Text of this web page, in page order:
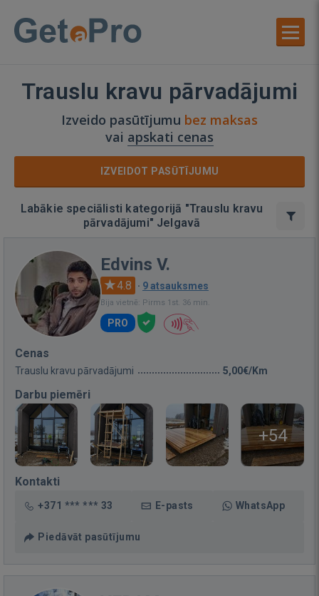
Trauslu kravu pārvadājumi
Izveido pasūtījumu bez maksas
vai apskati cenas
IZVEIDOT PASŪTĪJUMU
Labākie speciālisti kategorijā "Trauslu kravu
pārvadājumi" Jelgavā
Edvins V.
4.8 · 9 atsauksmes
Bija vietnē: Pirms 1st. 36 min.
PRO
Cenas
Trauslu kravu pārvadājumi 5,00€/Km
Darbu piemēri
+54
Kontakti
+371 *** *** 33 E-pasts WhatsApp
Piedāvāt pasūtījumu